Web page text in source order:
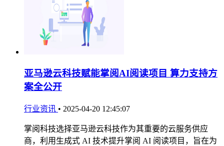
亚马逊云科技赋能掌阅AI阅读项目 算力支持方
案全公开
行业资讯 • 2025-04-20 12:45:07
掌阅科技选择亚马逊云科技作为其重要的云服务供应
商，利用生成式 AI 技术提升掌阅 AI 阅读项目，旨在为